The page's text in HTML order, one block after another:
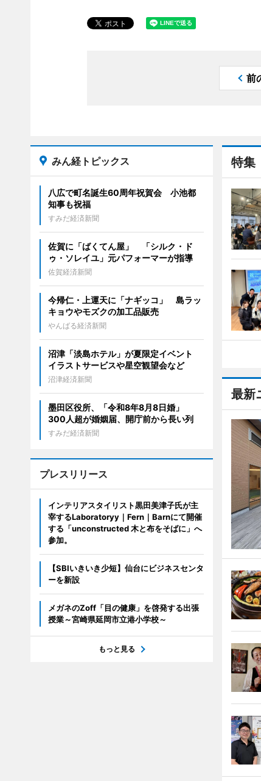
前
特集
最新
みん経トピックス
八広で町名誕生60周年祝賀会 小池都
知事も祝福
すみだ経済新聞
佐賀に「ばくてん屋」 「シルク・ド
ゥ・ソレイユ」元パフォーマーが指導
佐賀経済新聞
今帰仁・上運天に「ナギッコ」 島ラッ
キョウやモズクの加工品販売
やんばる経済新聞
沼津「淡島ホテル」が夏限定イベント
イラストサービスや星空観望会など
沼津経済新聞
墨田区役所、「令和8年8月8日婚」
300人超が婚姻届、開庁前から長い列
すみだ経済新聞
プレスリリース
インテリアスタイリスト黒田美津子氏が主
宰するLaboratoryy｜Fern｜Barnにて開催
する「unconstructed 木と布をそばに」へ
参加。
【SBIいきいき少短】仙台にビジネスセンタ
ーを新設
メガネのZoff「目の健康」を啓発する出張
授業～宮崎県延岡市立港小学校～
もっと見る